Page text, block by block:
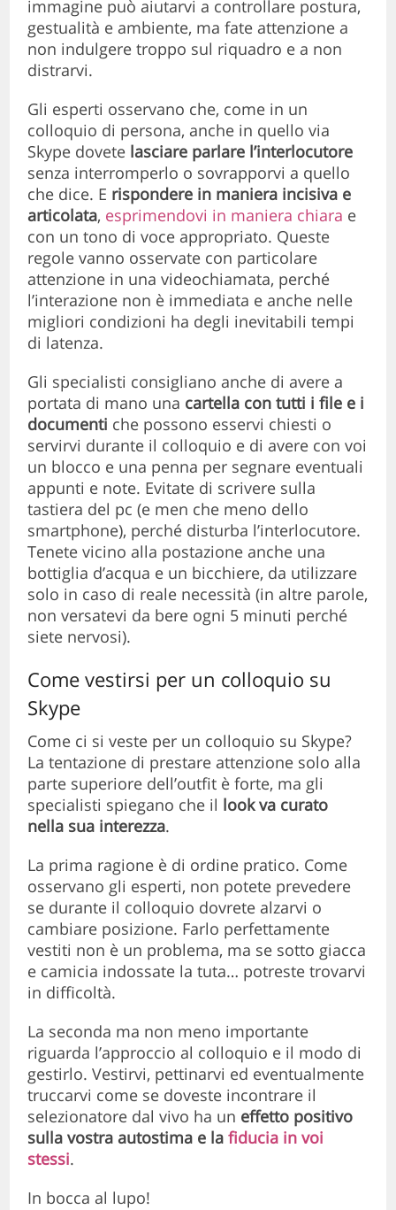
immagine può aiutarvi a controllare postura,
gestualità e ambiente, ma fate attenzione a
non indulgere troppo sul riquadro e a non
distrarvi.
Gli esperti osservano che, come in un
colloquio di persona, anche in quello via
Skype dovete lasciare parlare l’interlocutore
senza interromperlo o sovrapporvi a quello
che dice. E rispondere in maniera incisiva e
articolata, esprimendovi in maniera chiara e
con un tono di voce appropriato. Queste
regole vanno osservate con particolare
attenzione in una videochiamata, perché
l’interazione non è immediata e anche nelle
migliori condizioni ha degli inevitabili tempi
di latenza.
Gli specialisti consigliano anche di avere a
portata di mano una cartella con tutti i file e i
documenti che possono esservi chiesti o
servirvi durante il colloquio e di avere con voi
un blocco e una penna per segnare eventuali
appunti e note. Evitate di scrivere sulla
tastiera del pc (e men che meno dello
smartphone), perché disturba l’interlocutore.
Tenete vicino alla postazione anche una
bottiglia d’acqua e un bicchiere, da utilizzare
solo in caso di reale necessità (in altre parole,
non versatevi da bere ogni 5 minuti perché
siete nervosi).
Come vestirsi per un colloquio su
Skype
Come ci si veste per un colloquio su Skype?
La tentazione di prestare attenzione solo alla
parte superiore dell’outfit è forte, ma gli
specialisti spiegano che il look va curato
nella sua interezza.
La prima ragione è di ordine pratico. Come
osservano gli esperti, non potete prevedere
se durante il colloquio dovrete alzarvi o
cambiare posizione. Farlo perfettamente
vestiti non è un problema, ma se sotto giacca
e camicia indossate la tuta… potreste trovarvi
in difficoltà.
La seconda ma non meno importante
riguarda l’approccio al colloquio e il modo di
gestirlo. Vestirvi, pettinarvi ed eventualmente
truccarvi come se doveste incontrare il
selezionatore dal vivo ha un effetto positivo
sulla vostra autostima e lafiducia in voi
stessi.
In bocca al lupo!